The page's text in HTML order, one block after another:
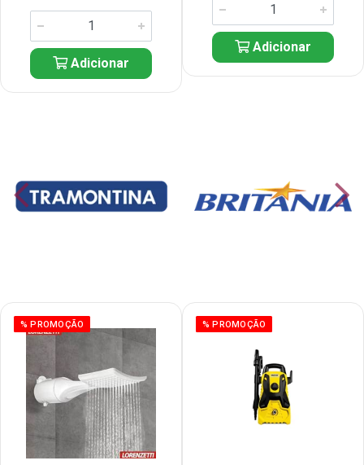
Adicionar
Adicionar
% PROMOÇÃO % PROMOÇÃO